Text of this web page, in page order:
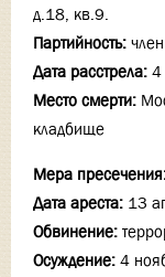
д.18, кв.9.
Партийность:
Дата расстрела: 4
Место смерти:
кладбище
Мера
Дата ареста: 13
Обвинение:
Осуждение: 4